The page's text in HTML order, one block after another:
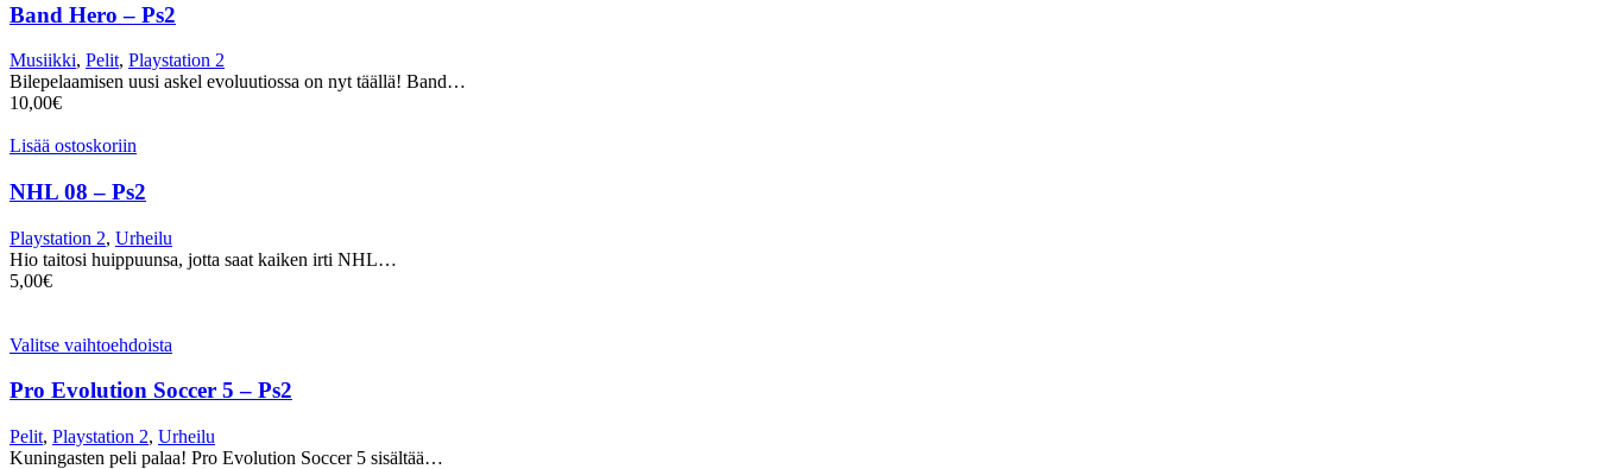
Band Hero – Ps2
Musiikki, Pelit, Playstation 2
Bilepelaamisen uusi askel evoluutiossa on nyt täällä! Band…
10,00€
Lisää ostoskoriin
NHL 08 – Ps2
Playstation 2, Urheilu
Hio taitosi huippuunsa, jotta saat kaiken irti NHL…
5,00€
Valitse vaihtoehdoista
Pro Evolution Soccer 5 – Ps2
Pelit, Playstation 2, Urheilu
Kuningasten peli palaa! Pro Evolution Soccer 5 sisältää…